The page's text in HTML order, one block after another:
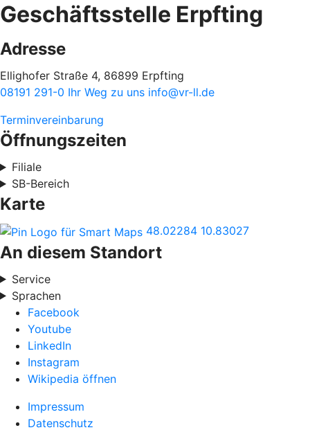
Geschäftsstelle Erpfting
Adresse
Ellighofer Straße 4, 86899 Erpfting
08191 291-0 Ihr Weg zu uns info@vr-ll.de
Terminvereinbarung
Öffnungszeiten
Filiale
SB-Bereich
Karte
48.02284 10.83027
An diesem Standort
Service
Sprachen
Facebook
Youtube
LinkedIn
Instagram
Wikipedia öffnen
Impressum
Datenschutz